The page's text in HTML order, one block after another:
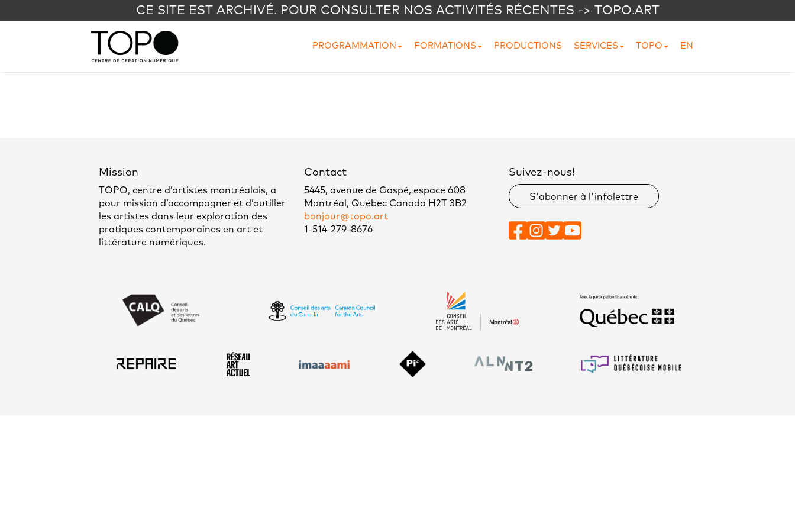
CE SITE EST ARCHIVÉ. POUR CONSULTER NOS ACTIVITÉS RÉCENTES -> TOPO.ART
PROGRAMMATION FORMATIONS PRODUCTIONS SERVICES TOPO EN
Mission
TOPO, centre d’artistes montréalais, a
pour mission d’accompagner et d’outiller
les artistes dans leur exploration des
pratiques contemporaines en art et
littérature numériques.
Contact
5445, avenue de Gaspé, espace 608
Montréal, Québec Canada H2T 3B2
bonjour@topo.art
1-514-279-8676
Suivez-nous!
S'abonner à l'infolettre